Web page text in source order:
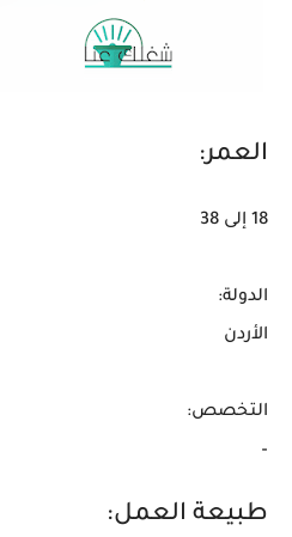
العمر:
18 إلى 38
الدولة:
الأردن
التخصص:
–
طبيعة العمل: